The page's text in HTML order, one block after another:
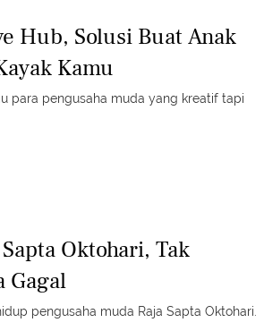
Hub, Solusi Buat Anak
Kamu
para pengusaha muda yang kreatif tapi
Oktohari, Tak
Gagal
pengusaha muda Raja Sapta Oktohari.